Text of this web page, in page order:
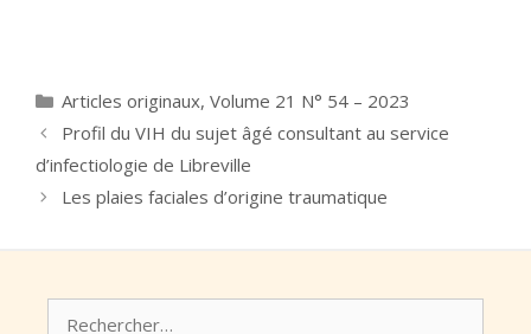
Catégories
Articles originaux, Volume 21 N° 54 – 2023
Profil du VIH du sujet âgé consultant au service
d’infectiologie de Libreville
Les plaies faciales d’origine traumatique